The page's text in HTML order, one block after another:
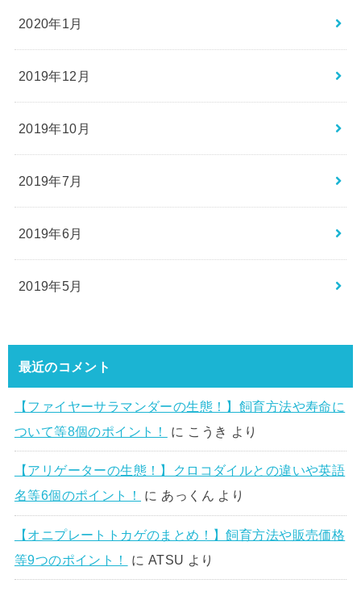
2020年1月
2019年12月
2019年10月
2019年7月
2019年6月
2019年5月
最近のコメント
【ファイヤーサラマンダーの生態！】飼育方法や寿命に
ついて等8個のポイント！
に こうき より
【アリゲーターの生態！】クロコダイルとの違いや英語
名等6個のポイント！
に あっくん より
【オニプレートトカゲのまとめ！】飼育方法や販売価格
等9つのポイント！
に ATSU より